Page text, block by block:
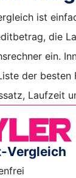
ist
die
ein.
der besten
Laufzeit
Vergleich